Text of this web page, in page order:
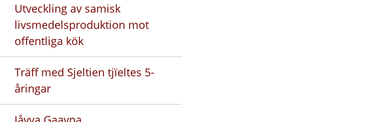
Utveckling av samisk
livsmedelsproduktion mot
offentliga kök
Träff med Sjeltien tjïeltes 5-
åringar